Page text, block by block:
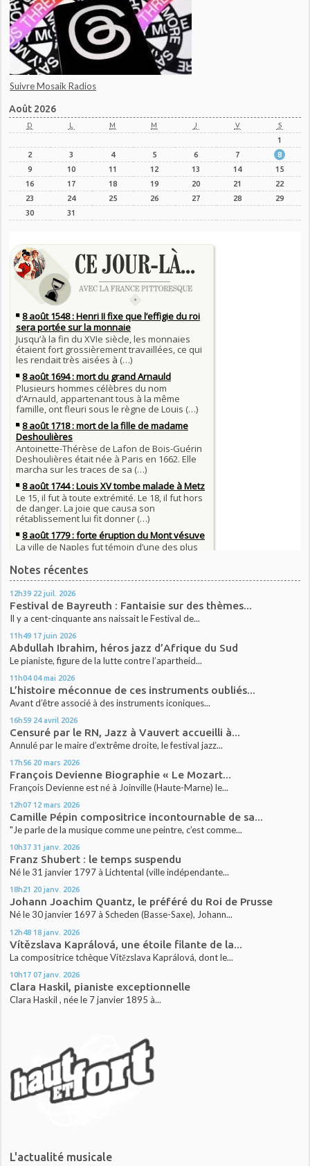
Suivre Mosaik Radios
Août 2026
D L M M J V S
1
2
3 4 5 6 7
8
9
10 11 12 13 14
15
16
17 18 19 20 21
22
23
24 25 26 27 28
29
30
31
Notes récentes
12h39 22 juil. 2026
Festival de Bayreuth : Fantaisie sur des thèmes...
Il y a cent-cinquante ans naissait le Festival de...
11h49 17 juin 2026
Abdullah Ibrahim, héros jazz d’Afrique du Sud
Le pianiste, figure de la lutte contre l’apartheid...
11h04 04 mai 2026
L’histoire méconnue de ces instruments oubliés...
Avant d’être associé à des instruments iconiques...
16h59 24 avril 2026
Censuré par le RN, Jazz à Vauvert accueilli à...
Annulé par le maire d’extrême droite, le festival jazz...
17h56 20 mars 2026
François Devienne Biographie « Le Mozart...
François Devienne est né à Joinville (Haute-Marne) le...
12h07 12 mars 2026
Camille Pépin compositrice incontournable de sa...
"Je parle de la musique comme une peintre, c’est comme...
10h37 31 janv. 2026
Franz Shubert : le temps suspendu
Né le 31 janvier 1797 à Lichtental (ville indépendante...
18h21 20 janv. 2026
Johann Joachim Quantz, le préféré du Roi de Prusse
Né le 30 janvier 1697 à Scheden (Basse-Saxe), Johann...
12h48 18 janv. 2026
Vítězslava Kaprálová, une étoile filante de la...
La compositrice tchèque Vítězslava Kaprálová, dont le...
10h17 07 janv. 2026
Clara Haskil, pianiste exceptionnelle
Clara Haskil , née le 7 janvier 1895 à...
L'actualité musicale